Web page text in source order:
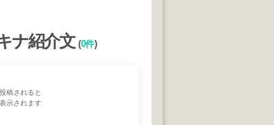
ナ紹介文(0件)
稿されると
示されます